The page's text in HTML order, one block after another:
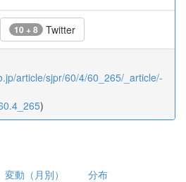
10 + 8 Twitter
article/sjpr/60/4/60_265/_article/-
)
変動（月別） 分布